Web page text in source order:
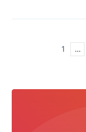
1 ...